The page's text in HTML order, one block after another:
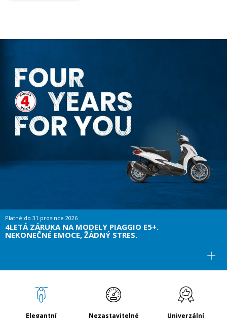
Platné do 31 prosince 2026
4LETÁ ZÁRUKA NA MODELY PIAGGIO E5+.
NEKONEČNÉ EMOCE, ŽÁDNÝ STRES.
Elegantní Nezastavitelné Univerzální